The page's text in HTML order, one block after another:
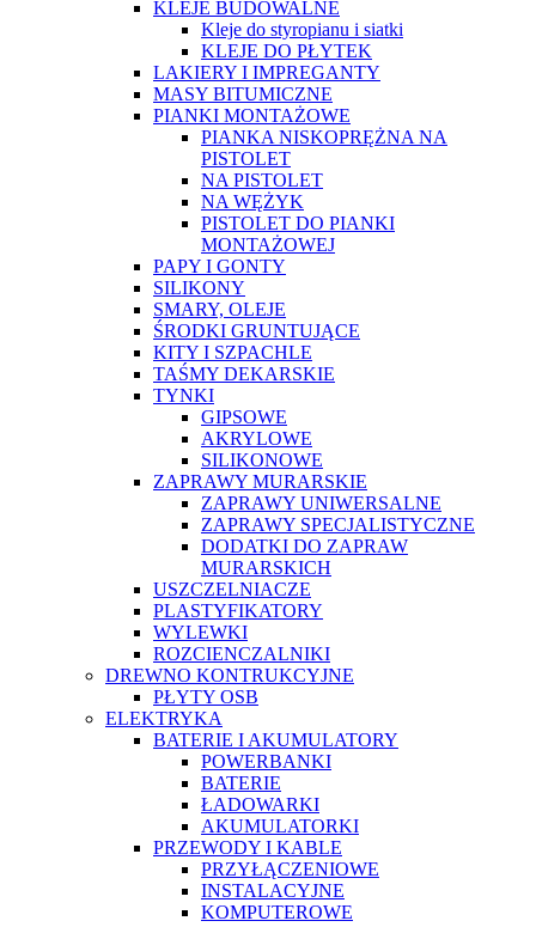
KLEJE BUDOWALNE
Kleje do styropianu i siatki
KLEJE DO PŁYTEK
LAKIERY I IMPREGANTY
MASY BITUMICZNE
PIANKI MONTAŻOWE
PIANKA NISKOPRĘŻNA NA
PISTOLET
NA PISTOLET
NA WĘŻYK
PISTOLET DO PIANKI
MONTAŻOWEJ
PAPY I GONTY
SILIKONY
SMARY, OLEJE
ŚRODKI GRUNTUJĄCE
KITY I SZPACHLE
TAŚMY DEKARSKIE
TYNKI
GIPSOWE
AKRYLOWE
SILIKONOWE
ZAPRAWY MURARSKIE
ZAPRAWY UNIWERSALNE
ZAPRAWY SPECJALISTYCZNE
DODATKI DO ZAPRAW
MURARSKICH
USZCZELNIACZE
PLASTYFIKATORY
WYLEWKI
ROZCIENCZALNIKI
DREWNO KONTRUKCYJNE
PŁYTY OSB
ELEKTRYKA
BATERIE I AKUMULATORY
POWERBANKI
BATERIE
ŁADOWARKI
AKUMULATORKI
PRZEWODY I KABLE
PRZYŁĄCZENIOWE
INSTALACYJNE
KOMPUTEROWE